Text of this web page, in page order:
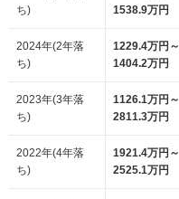
ち)
1538.9万円
2024年(2年落
ち)
1229.4万円～
1404.2万円
2023年(3年落
ち)
1126.1万円～
2811.3万円
2022年(4年落
ち)
1921.4万円～
2525.1万円